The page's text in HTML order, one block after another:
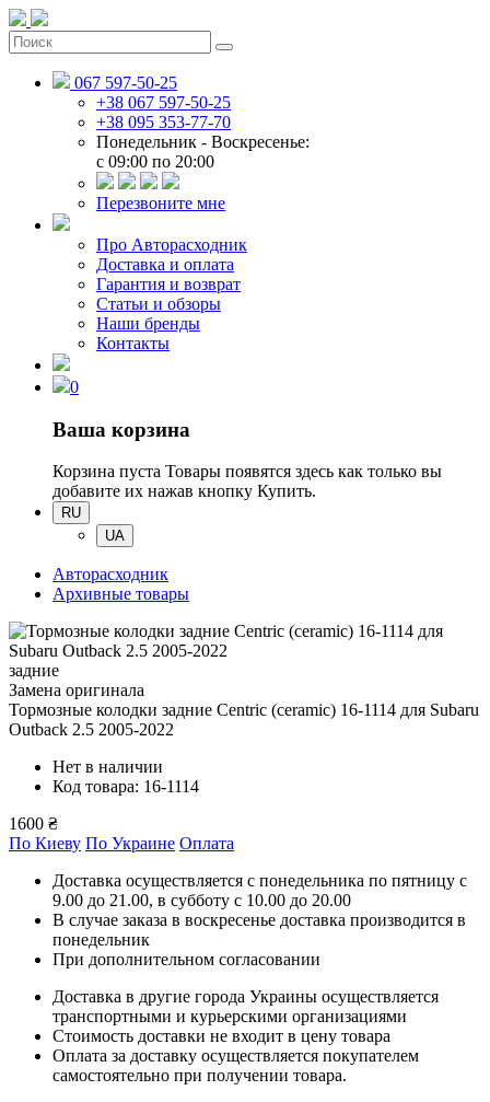
067 597-50-25
+38 067 597-50-25
+38 095 353-77-70
Понедельник - Воскресенье:
c 09:00 по 20:00
Перезвоните мне
Про Авторасходник
Доставка и оплата
Гарантия и возврат
Статьи и обзоры
Наши бренды
Контакты
0
Ваша корзина
Корзина пуста Товары появятся здесь как только вы
добавите их нажав кнопку Купить.
RU
UA
Авторасходник
Архивные товары
задние
Замена оригинала
Тормозные колодки задние Centric (ceramic) 16-1114 для Subaru
Outback 2.5 2005-2022
Нет в наличии
Код товара: 16-1114
1600 ₴
По Киеву По Украине Оплата
Доставка осуществляется с понедельника по пятницу с
9.00 до 21.00, в субботу с 10.00 до 20.00
В случае заказа в воскресенье доставка производится в
понедельник
При дополнительном согласовании
Доставка в другие города Украины осуществляется
транспортными и курьерскими организациями
Стоимость доставки не входит в цену товара
Оплата за доставку осуществляется покупателем
самостоятельно при получении товара.